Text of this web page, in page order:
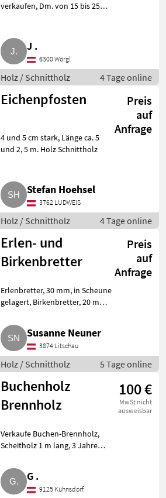
verkaufen, Dm. von 15 bis 25
J .
6300 Wörgl
Holz / Schnittholz 4 Tage online
Eichenpfosten
Preis
auf
Anfrage
4 und 5 cm stark, Länge ca. 5
und 2, 5 m. Holz Schnittholz
Stefan Hoehsel
3762 LUDWEIS
Holz / Schnittholz 4 Tage online
Erlen- und
Birkenbretter
Preis
auf
Anfrage
Erlenbretter, 30 mm, in Scheune
gelagert, Birkenbretter, 20 mm,
Susanne Neuner
3874 Litschau
Holz / Schnittholz 5 Tage online
Buchenholz
Brennholz
100 €
MwSt nicht
ausweisbar
Verkaufe Buchen-Brennholz,
Scheitholz 1 m lang, 3 Jahre
getrocknet, rund 20
Raummeter vorhanden.
Zustellung in Unterkärnten mit
G .
9125 Kühnsdorf